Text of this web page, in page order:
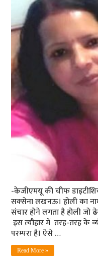
-केजीएमयू की चीफ
सक्‍सेना लखनऊ। होली का
संचार होने लगता है होली जो
इस त्‍यौहार में तरह-तरह के
परम्‍परा है। ऐसे …
Read More »